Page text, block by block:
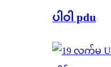
ပါဝါ pdu